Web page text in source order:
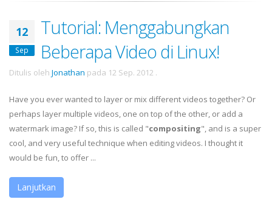
12
Sep
Tutorial: Menggabungkan
Beberapa Video di Linux!
Ditulis oleh Jonathan pada 12 Sep. 2012 .
Have you ever wanted to layer or mix different videos together? Or
perhaps layer multiple videos, one on top of the other, or add a
watermark image? If so, this is called "compositing", and is a super
cool, and very useful technique when editing videos. I thought it
would be fun, to offer ...
Lanjutkan